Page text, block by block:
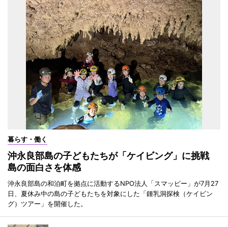
暮らす・働く
沖永良部島の子どもたちが「ケイビング」に挑戦
島の面白さを体感
沖永良部島の和泊町を拠点に活動するNPO法人「スマッピー」が7月27
日、夏休み中の島の子どもたちを対象にした「鍾乳洞探検（ケイビン
グ）ツアー」を開催した。